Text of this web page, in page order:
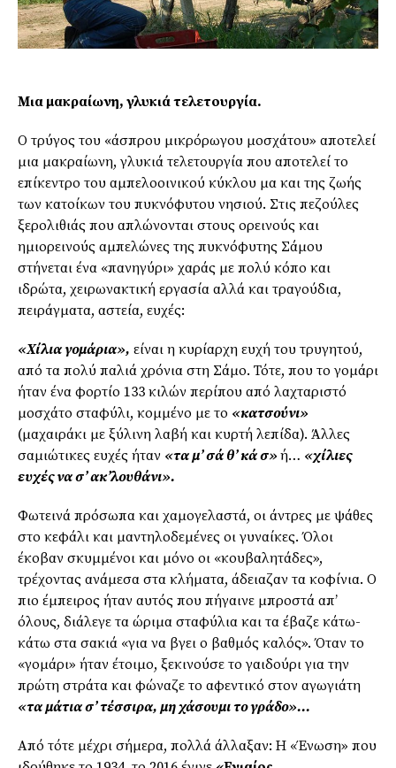
Μια μακραίωνη, γλυκιά τελετουργία.
Ο τρύγος του «άσπρου μικρόρωγου μοσχάτου» αποτελεί
μια μακραίωνη, γλυκιά τελετουργία που αποτελεί το
επίκεντρο του αμπελοοινικού κύκλου μα και της ζωής
των κατοίκων του πυκνόφυτου νησιού. Στις πεζούλες
ξερολιθιάς που απλώνονται στους ορεινούς και
ημιορεινούς αμπελώνες της πυκνόφυτης Σάμου
στήνεται ένα «πανηγύρι» χαράς με πολύ κόπο και
ιδρώτα, χειρωνακτική εργασία αλλά και τραγούδια,
πειράγματα, αστεία, ευχές:
«Χίλια γομάρια», είναι η κυρίαρχη ευχή του τρυγητού,
από τα πολύ παλιά χρόνια στη Σάμο. Τότε, που το γομάρι
ήταν ένα φορτίο 133 κιλών περίπου από λαχταριστό
μοσχάτο σταφύλι, κομμένο με το «κατσούνι»
(μαχαιράκι με ξύλινη λαβή και κυρτή λεπίδα). Άλλες
σαμιώτικες ευχές ήταν «τα μ’ σά θ’ κά σ»ή… «χίλιες
ευχές να σ’ ακ’λουθάνι».
Φωτεινά πρόσωπα και χαμογελαστά, οι άντρες με ψάθες
στο κεφάλι και μαντηλοδεμένες οι γυναίκες. Όλοι
έκοβαν σκυμμένοι και μόνο οι «κουβαλητάδες»,
τρέχοντας ανάμεσα στα κλήματα, άδειαζαν τα κοφίνια. Ο
πιο έμπειρος ήταν αυτός που πήγαινε μπροστά απ’
όλους, διάλεγε τα ώριμα σταφύλια και τα έβαζε κάτω-
κάτω στα σακιά «για να βγει ο βαθμός καλός». Όταν το
«γομάρι» ήταν έτοιμο, ξεκινούσε το γαιδούρι για την
πρώτη στράτα και φώναζε το αφεντικό στον αγωγιάτη
«τα μάτια σ’ τέσσιρα, μη χάσουμι το γράδο»…
Από τότε μέχρι σήμερα, πολλά άλλαξαν: Η «Ένωση» που